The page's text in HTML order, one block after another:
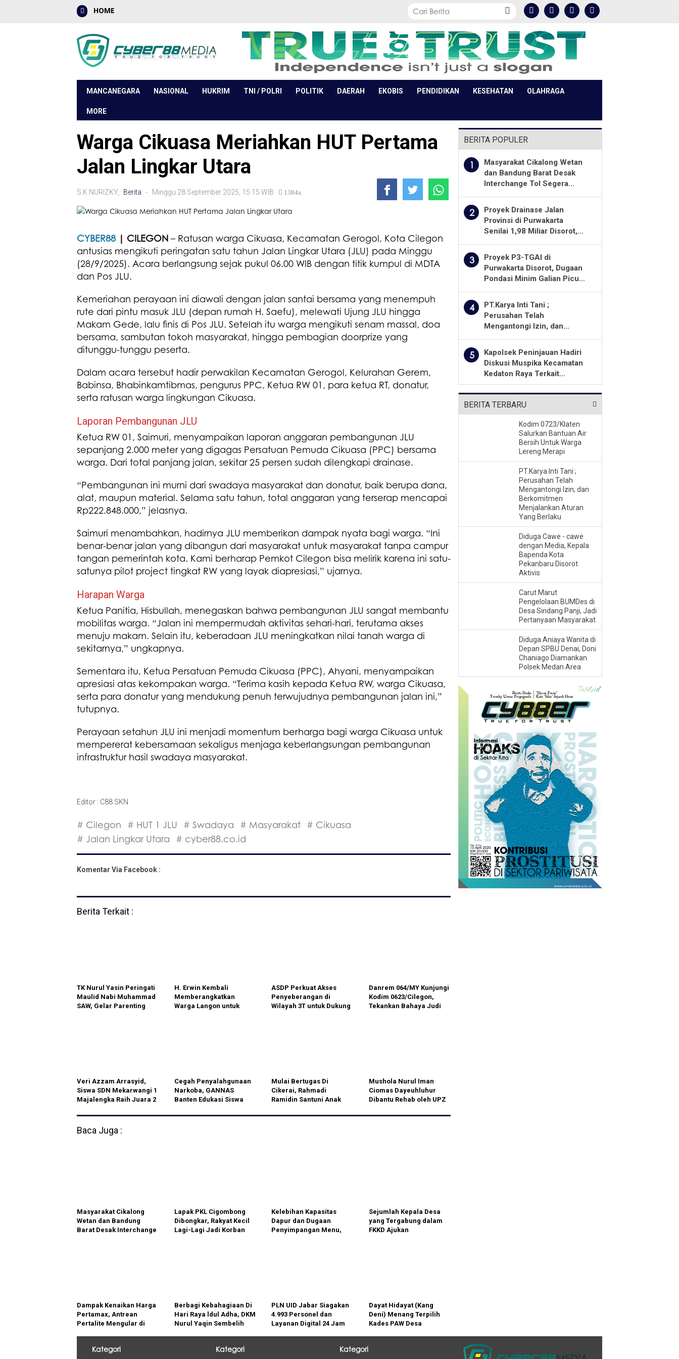
HOME
MANCANEGARA NASIONAL HUKRIM TNI / POLRI POLITIK DAERAH EKOBIS PENDIDIKAN KESEHATAN OLAHRAGA
MORE
Warga Cikuasa Meriahkan HUT Pertama
Jalan Lingkar Utara
S.K NURIZKY, Berita - Minggu 28 September 2025, 15:15 WIB 1384x
CYBER88 | CILEGON– Ratusan warga Cikuasa, Kecamatan Gerogol, Kota Cilegon
antusias mengikuti peringatan satu tahun Jalan Lingkar Utara (JLU) pada Minggu
(28/9/2025). Acara berlangsung sejak pukul 06.00 WIB dengan titik kumpul di MDTA
dan Pos JLU.
Kemeriahan perayaan ini diawali dengan jalan santai bersama yang menempuh
rute dari pintu masuk JLU (depan rumah H. Saefu), melewati Ujung JLU hingga
Makam Gede, lalu finis di Pos JLU. Setelah itu warga mengikuti senam massal, doa
bersama, sambutan tokoh masyarakat, hingga pembagian doorprize yang
ditunggu-tunggu peserta.
Dalam acara tersebut hadir perwakilan Kecamatan Gerogol, Kelurahan Gerem,
Babinsa, Bhabinkamtibmas, pengurus PPC, Ketua RW 01, para ketua RT, donatur,
serta ratusan warga lingkungan Cikuasa.
Laporan Pembangunan JLU
Ketua RW 01, Saimuri, menyampaikan laporan anggaran pembangunan JLU
sepanjang 2.000 meter yang digagas Persatuan Pemuda Cikuasa (PPC) bersama
warga. Dari total panjang jalan, sekitar 25 persen sudah dilengkapi drainase.
“Pembangunan ini murni dari swadaya masyarakat dan donatur, baik berupa dana,
alat, maupun material. Selama satu tahun, total anggaran yang terserap mencapai
Rp222.848.000,” jelasnya.
Saimuri menambahkan, hadirnya JLU memberikan dampak nyata bagi warga. “Ini
benar-benar jalan yang dibangun dari masyarakat untuk masyarakat tanpa campur
tangan pemerintah kota. Kami berharap Pemkot Cilegon bisa melirik karena ini satu-
satunya pilot project tingkat RW yang layak diapresiasi,” ujarnya.
Harapan Warga
Ketua Panitia, Hisbullah, menegaskan bahwa pembangunan JLU sangat membantu
mobilitas warga. “Jalan ini mempermudah aktivitas sehari-hari, terutama akses
menuju makam. Selain itu, keberadaan JLU meningkatkan nilai tanah warga di
sekitarnya,” ungkapnya.
Sementara itu, Ketua Persatuan Pemuda Cikuasa (PPC), Ahyani, menyampaikan
apresiasi atas kekompakan warga. “Terima kasih kepada Ketua RW, warga Cikuasa,
serta para donatur yang mendukung penuh terwujudnya pembangunan jalan ini,”
tutupnya.
Perayaan setahun JLU ini menjadi momentum berharga bagi warga Cikuasa untuk
mempererat kebersamaan sekaligus menjaga keberlangsungan pembangunan
infrastruktur hasil swadaya masyarakat.
Editor : C88 SKN
# Cilegon # HUT 1 JLU # Swadaya # Masyarakat # Cikuasa
# Jalan Lingkar Utara
# cyber88.co.id
Komentar Via Facebook :
Berita Terkait :
TK Nurul Yasin Peringati
Maulid Nabi Muhammad
SAW, Gelar Parenting
H. Erwin Kembali
Memberangkatkan
Warga Langon untuk
ASDP Perkuat Akses
Penyeberangan di
Wilayah 3T untuk Dukung
Danrem 064/MY Kunjungi
Kodim 0623/Cilegon,
Tekankan Bahaya Judi
Veri Azzam Arrasyid,
Siswa SDN Mekarwangi 1
Majalengka Raih Juara 2
Cegah Penyalahgunaan
Narkoba, GANNAS
Banten Edukasi Siswa
Mulai Bertugas Di
Cikerai, Rahmadi
Ramidin Santuni Anak
Mushola Nurul Iman
Ciomas Dayeuhluhur
Dibantu Rehab oleh UPZ
Baca Juga :
Masyarakat Cikalong
Wetan dan Bandung
Barat Desak Interchange
Lapak PKL Cigombong
Dibongkar, Rakyat Kecil
Lagi-Lagi Jadi Korban
Kelebihan Kapasitas
Dapur dan Dugaan
Penyimpangan Menu,
Sejumlah Kepala Desa
yang Tergabung dalam
FKKD Ajukan
Dampak Kenaikan Harga
Pertamax, Antrean
Pertalite Mengular di
Berbagi Kebahagiaan Di
Hari Raya ldul Adha, DKM
Nurul Yaqin Sembelih
PLN UID Jabar Siagakan
4.993 Personel dan
Layanan Digital 24 Jam
Dayat Hidayat (Kang
Deni) Menang Terpilih
Kades PAW Desa
BERITA POPULER
1
Masyarakat Cikalong Wetan
dan Bandung Barat Desak
Interchange Tol Segera
2
Proyek Drainase Jalan
Provinsi di Purwakarta
Senilai 1,98 Miliar Disorot,
Pekerjaan Diawasi Ketat
3
Proyek P3-TGAI di
Purwakarta Disorot, Dugaan
Pondasi Minim Galian Picu
Pengawasan
4
PT.Karya Inti Tani ;
Perusahan Telah
Mengantongi Izin, dan
Aturan Yang Berlaku
5
Kapolsek Peninjauan Hadiri
Diskusi Muspika Kecamatan
Kedaton Raya Terkait
Sengketa Lahan Kelompok
Tani Dengan PT. GNS
BERITA TERBARU
Kodim 0723/Klaten
Salurkan Bantuan Air
Bersih Untuk Warga
Lereng Merapi
PT.Karya Inti Tani ;
Perusahan Telah
Mengantongi Izin, dan
Berkomitmen
Menjalankan Aturan
Yang Berlaku
Diduga Cawe - cawe
dengan Media, Kepala
Bapenda Kota
Pekanbaru Disorot
Aktivis
Carut Marut
Pengelolaan BUMDes di
Desa Sindang Panji, Jadi
Pertanyaan Masyarakat
Diduga Aniaya Wanita di
Depan SPBU Denai, Doni
Chaniago Diamankan
Polsek Medan Area
Kategori Kategori Kategori